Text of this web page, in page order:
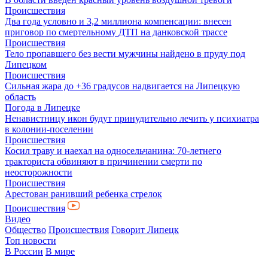
Происшествия
Два года условно и 3,2 миллиона компенсации: внесен
приговор по смертельному ДТП на данковской трассе
Происшествия
Тело пропавшего без вести мужчины найдено в пруду под
Липецком
Происшествия
Сильная жара до +36 градусов надвигается на Липецкую
область
Погода в Липецке
Ненавистницу икон будут принудительно лечить у психиатра
в колонии-поселении
Происшествия
Косил траву и наехал на односельчанина: 70-летнего
тракториста обвиняют в причинении смерти по
неосторожности
Происшествия
Арестован ранивший ребенка стрелок
Происшествия
Видео
Общество Происшествия Говорит Липецк
Топ новости
В России В мире